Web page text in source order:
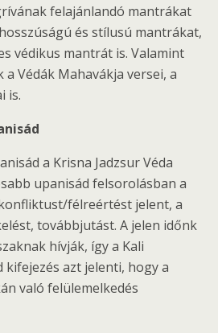
felajánlandó mantrákat
és stílusú mantrákat,
védikus mantrát is. Valamint
Védák Mahavákja versei, a
is.
a Krisna Jadzsur Véda
upanisád felsorolásban a
félreértést jelent, a
továbbjutást. A jelen időnk
hívják, így a Kali
kifejezés azt jelenti, hogy a
való felülemelkedés